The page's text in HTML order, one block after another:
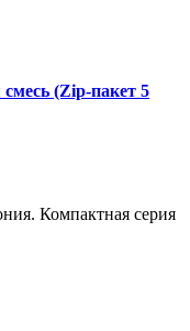
(Zip-пакет 5
Компактная серия